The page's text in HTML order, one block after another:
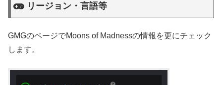
リージョン・言語等
GMGのページでMoons of Madnessの情報を更にチェック
します。